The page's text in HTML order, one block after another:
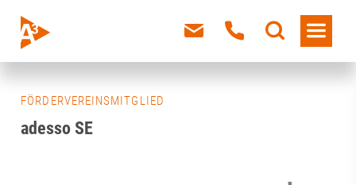
FÖRDERVEREINSMITGLIED
adesso SE